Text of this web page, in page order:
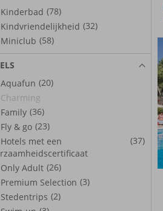
Kinderbad (78)
Kindvriendelijkheid (32)
Miniclub (58)
Aquafun (20)
Charming
Family (36)
Fly & go (23)
Hotels met een
(37)
Only Adult (26)
Premium Selection (3)
Stedentrips (2)